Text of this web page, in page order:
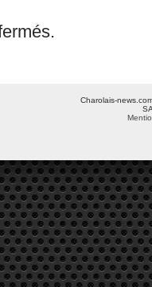
Charolais-